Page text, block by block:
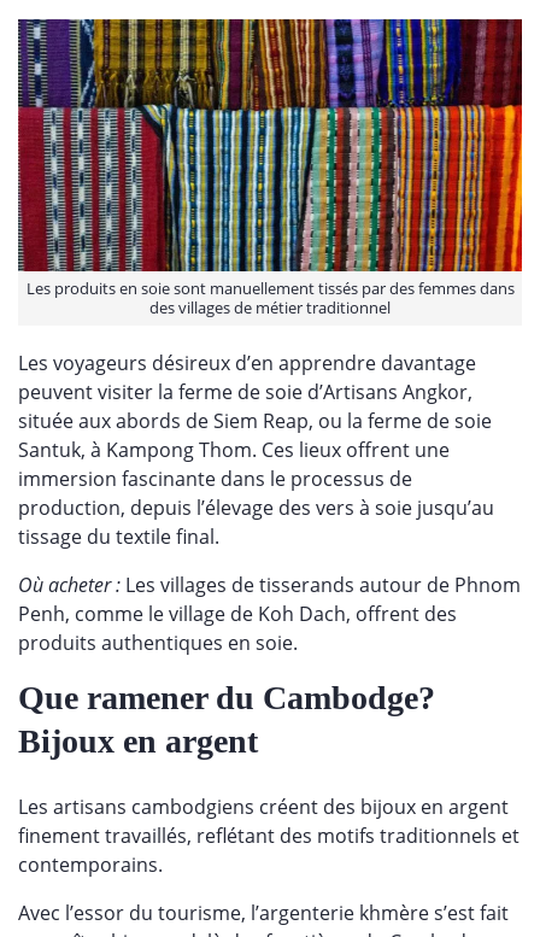
Les produits en soie sont manuellement tissés par des femmes dans
des villages de métier traditionnel
Les voyageurs désireux d’en apprendre davantage
peuvent visiter la ferme de soie d’Artisans Angkor,
située aux abords de Siem Reap, ou la ferme de soie
Santuk, à Kampong Thom. Ces lieux offrent une
immersion fascinante dans le processus de
production, depuis l’élevage des vers à soie jusqu’au
tissage du textile final.
Où acheter : Les villages de tisserands autour de Phnom
Penh, comme le village de Koh Dach, offrent des
produits authentiques en soie.
Que ramener du Cambodge?
Bijoux en argent
Les artisans cambodgiens créent des bijoux en argent
finement travaillés, reflétant des motifs traditionnels et
contemporains.
Avec l’essor du tourisme, l’argenterie khmère s’est fait